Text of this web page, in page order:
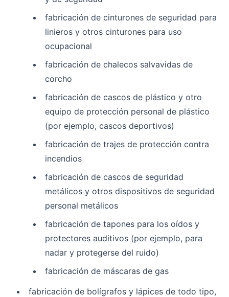
fabricación de cinturones de seguridad para
linieros y otros cinturones para uso
ocupacional
fabricación de chalecos salvavidas de
corcho
fabricación de cascos de plástico y otro
equipo de protección personal de plástico
(por ejemplo, cascos deportivos)
fabricación de trajes de protección contra
incendios
fabricación de cascos de seguridad
metálicos y otros dispositivos de seguridad
personal metálicos
fabricación de tapones para los oídos y
protectores auditivos (por ejemplo, para
nadar y protegerse del ruido)
fabricación de máscaras de gas
fabricación de bolígrafos y lápices de todo tipo,